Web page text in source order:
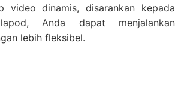
video dinamis, disarankan kepada
Anda dapat menjalankan
lebih fleksibel.